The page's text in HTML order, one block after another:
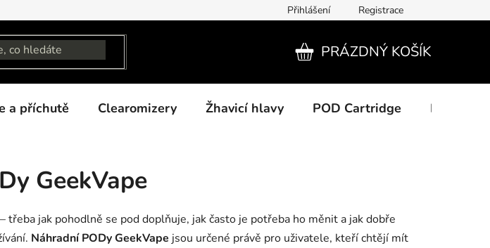
Přihlášení Registrace
KOŠÍK
PRÁZDNÝ KOŠÍK
a příchutě Clearomizery Žhavicí hlavy POD Cartridge
GeekVape
jak pohodlně se pod doplňuje, jak často je potřeba ho měnit a jak dobře
Náhradní PODy GeekVape jsou určené právě pro uživatele, kteří chtějí mít